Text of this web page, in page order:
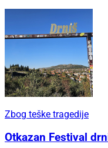
Zbog teške tragedije
Otkazan Festival